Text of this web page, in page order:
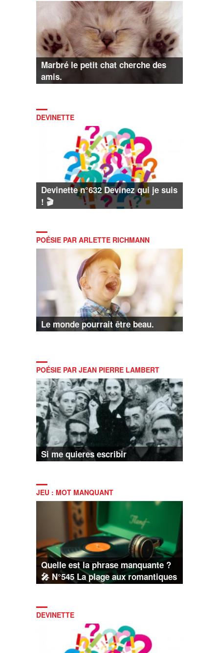
Marbré le petit chat cherche des
amis.
DEVINETTE
Devinette n°632 Devinez qui je suis
! 🎬
POÉSIE PAR ARLETTE RICHMANN
Le monde pourrait être beau.
POÉSIE PAR JEAN PIERRE LAMBERT
Si me quieres escribir
JEU : MOT MANQUANT
Quelle est la phrase manquante ?
🎤 N°545 La plage aux romantiques
DEVINETTE